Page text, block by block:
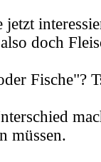
doch
Fische"?
müssen.